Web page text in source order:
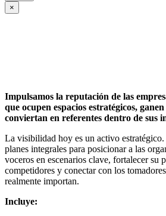
×
Impulsamos la reputación de las
que ocupen espacios estratégicos,
conviertan en referentes dentro de sus
La visibilidad hoy es un activo
planes integrales para posicionar a las
voceros en escenarios clave, fortalecer su
competidores y conectar con los
realmente importan.
Incluye: